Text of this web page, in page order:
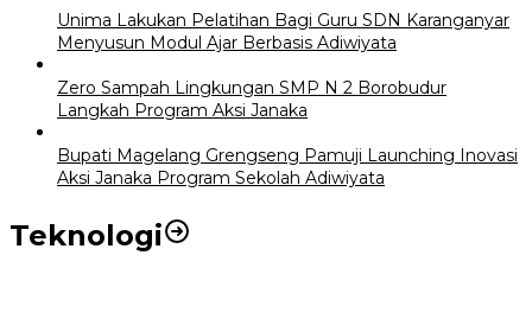
Unima Lakukan Pelatihan Bagi Guru SDN Karanganyar
Menyusun Modul Ajar Berbasis Adiwiyata
Zero Sampah Lingkungan SMP N 2 Borobudur
Langkah Program Aksi Janaka
Bupati Magelang Grengseng Pamuji Launching Inovasi
Aksi Janaka Program Sekolah Adiwiyata
Teknologi